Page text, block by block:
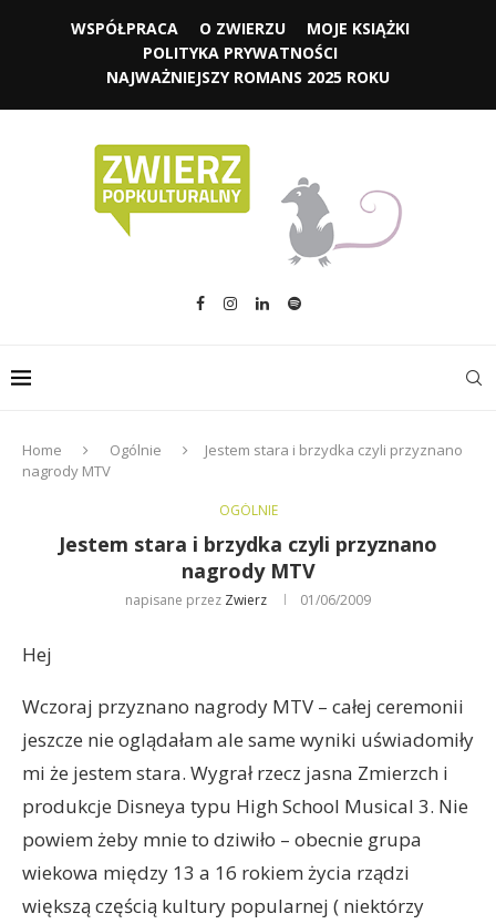
WSPÓŁPRACA O ZWIERZU
MOJE KSIĄŻKI
POLITYKA PRYWATNOŚCI
NAJWAŻNIEJSZY ROMANS 2025 ROKU
Home Ogólnie
Jestem stara i brzydka czyli przyznano
nagrody MTV
OGÓLNIE
Jestem stara i brzydka czyli przyznano
nagrody MTV
napisane przez Zwierz 01/06/2009
Hej
Wczoraj przyznano nagrody MTV – całej ceremonii
jeszcze nie oglądałam ale same wyniki uświadomiły
mi że jestem stara. Wygrał rzecz jasna Zmierzch i
produkcje Disneya typu High School Musical 3. Nie
powiem żeby mnie to dziwiło – obecnie grupa
wiekowa między 13 a 16 rokiem życia rządzi
większą częścią kultury popularnej ( niektórzy